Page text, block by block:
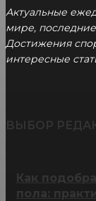
Актуальные
мире,
Достижения
интересные
ВЫБОР
Как
пола: